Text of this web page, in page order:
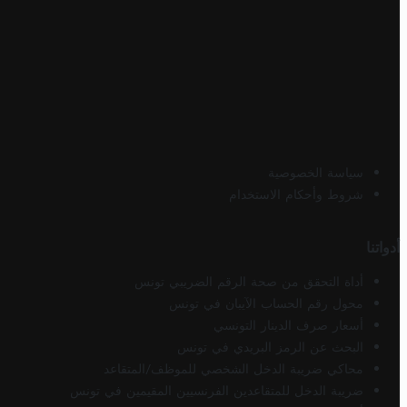
سياسة الخصوصية
شروط وأحكام الاستخدام
أدواتنا
أداة التحقق من صحة الرقم الضريبي تونس
محول رقم الحساب الآيبان في تونس
أسعار صرف الدينار التونسي
البحث عن الرمز البريدي في تونس
محاكي ضريبة الدخل الشخصي للموظف/المتقاعد
ضريبة الدخل للمتقاعدين الفرنسيين المقيمين في تونس